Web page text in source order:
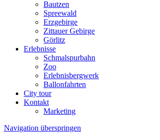
Bautzen
Spreewald
Erzgebirge
Zittauer Gebirge
Görlitz
Erlebnisse
Schmalspurbahn
Zoo
Erlebnisbergwerk
Ballonfahrten
City tour
Kontakt
Marketing
Navigation überspringen